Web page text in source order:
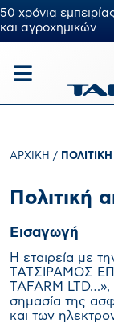
50 χρόνια
και αγροχημικών
ΑΡΧΙΚΉ /
Πολιτική
Εισαγωγή
Η εταιρεία με
ΤΑΤΣΙΡΑΜΟΣ ΕΠΕ
TAFARM LTD…»,
σημασία της
και των